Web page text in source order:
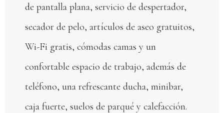
de pantalla plana, servicio de despertador,
secador de pelo, artículos de aseo gratuitos,
Wi-Fi gratis, cómodas camas y un
confortable espacio de trabajo, además de
teléfono, una refrescante ducha, minibar,
caja fuerte, suelos de parqué y calefacción.